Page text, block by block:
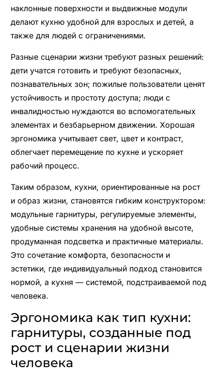
наклонные поверхности и выдвижные модули
делают кухню удобной для взрослых и детей, а
также для людей с ограничениями.
Разные сценарии жизни требуют разных решений:
дети учатся готовить и требуют безопасных,
познавательных зон; пожилые пользователи ценят
устойчивость и простоту доступа; люди с
инвалидностью нуждаются во вспомогательных
элементах и безбарьерном движении. Хорошая
эргономика учитывает свет, цвет и контраст,
облегчает перемещение по кухне и ускоряет
рабочий процесс.
Таким образом, кухни, ориентированные на рост
и образ жизни, становятся гибким конструктором:
модульные гарнитуры, регулируемые элементы,
удобные системы хранения на удобной высоте,
продуманная подсветка и практичные материалы.
Это сочетание комфорта, безопасности и
эстетики, где индивидуальный подход становится
нормой, а кухня — системой, подстраиваемой под
человека.
Эргономика как тип кухни:
гарнитуры, созданные под
рост и сценарии жизни
человека